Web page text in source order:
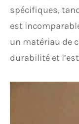
spécifiques,
est
un matériau de
durabilité et